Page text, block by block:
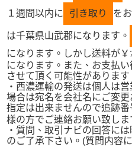
１週間以内に 引き取り を
は千葉県山武郡になります。
になります。しかし送料が￥
になります。また、お支払い
させて頂く可能性があります
・西濃運輸の発送は個人は
場合は宛名を会社名にご変
指定は出来ませんので追跡
様の方でご連絡お願い致しま
・質問、取引ナビの回答に
のご了承下さい。 (質問内容